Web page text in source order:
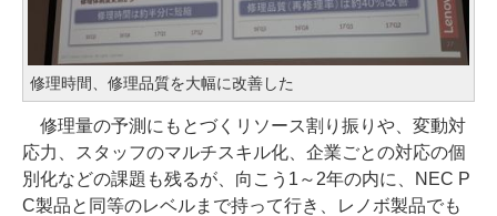
修理時間、修理品質を大幅に改善した
修理量の予測にもとづくリソース割り振りや、変動対
応力、スタッフのマルチスキル化、企業ごとの対応の個
別化などの課題も残るが、向こう1～2年の内に、NEC P
C製品と同等のレベルまで持って行き、レノボ製品でも